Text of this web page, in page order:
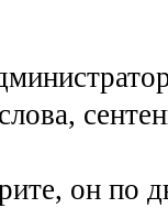
он по